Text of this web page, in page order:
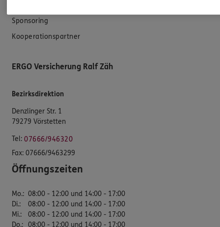
Sponsoring
Kooperationspartner
ERGO Versicherung Ralf Zäh
Bezirksdirektion
Denzlinger Str. 1
79279 Vörstetten
Tel: 07666/946320
Fax: 07666/9463299
Öffnungszeiten
Mo.: 08:00 - 12:00 und 14:00 - 17:00
Di.:
08:00 - 12:00 und 14:00 - 17:00
Mi.:
08:00 - 12:00 und 14:00 - 17:00
Do.: 08:00 - 12:00 und 14:00 - 17:00